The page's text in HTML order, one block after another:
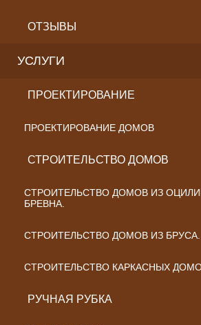
ОТЗЫВЫ
УСЛУГИ
ПРОЕКТИРОВАНИЕ
ПРОЕКТИРОВАНИЕ ДОМОВ
СТРОИТЕЛЬСТВО ДОМОВ
СТРОИТЕЛЬСТВО ДОМОВ ИЗ
БРЕВНА.
СТРОИТЕЛЬСТВО ДОМОВ ИЗ БРУСА.
СТРОИТЕЛЬСТВО КАРКАСНЫХ
РУЧНАЯ РУБКА